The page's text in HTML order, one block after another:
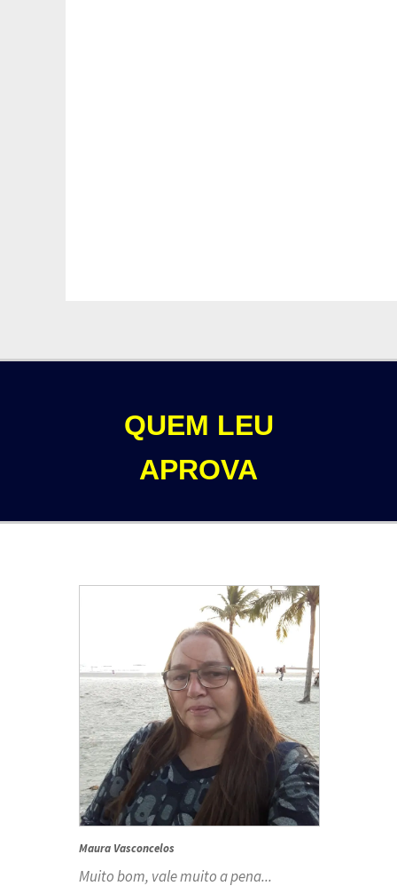
QUEM LEU
APROVA
Maura Vasconcelos
Muito bom, vale muito a pena...